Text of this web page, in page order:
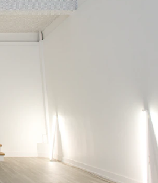
arkitekturen og
må relateres
som størrelsen
av
motsetninger, nåtid
Han har
of Art. I dag bor